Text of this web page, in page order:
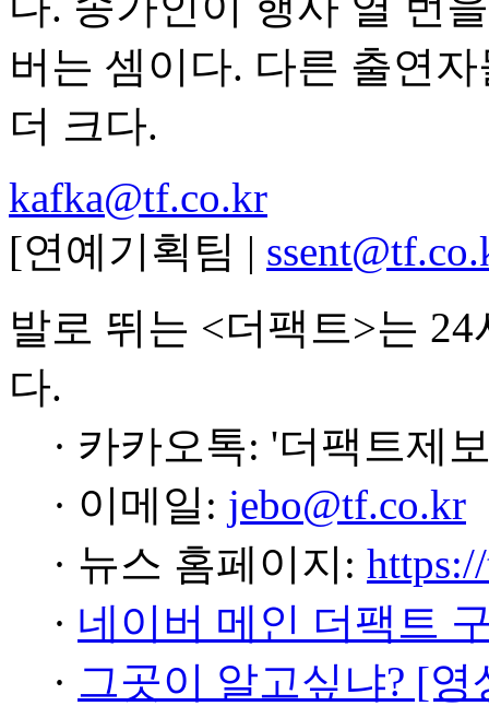
버는 셈이다. 다른 출연
더 크다.
kafka@tf.co.kr
[연예기획팀 |
발로 뛰는 <더팩트>는
다.
· 카카오톡: '더팩트제
· 이메일: jebo@tf.co.kr
· 뉴스 홈페이지:
· 네이버 메인 더팩트
· 그곳이 알고싶냐? [